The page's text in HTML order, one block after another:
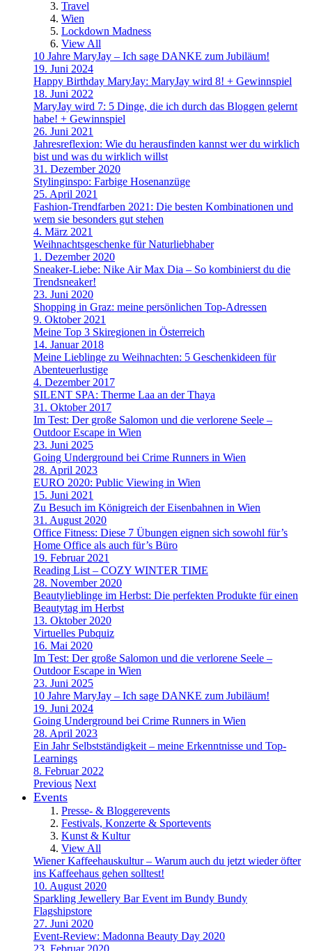
Travel
Wien
Lockdown Madness
View All
10 Jahre MaryJay – Ich sage DANKE zum Jubiläum!
19. Juni 2024
Happy Birthday MaryJay: MaryJay wird 8! + Gewinnspiel
18. Juni 2022
MaryJay wird 7: 5 Dinge, die ich durch das Bloggen gelernt
habe! + Gewinnspiel
26. Juni 2021
Jahresreflexion: Wie du herausfinden kannst wer du wirklich
bist und was du wirklich willst
31. Dezember 2020
Stylinginspo: Farbige Hosenanzüge
25. April 2021
Fashion-Trendfarben 2021: Die besten Kombinationen und
wem sie besonders gut stehen
4. März 2021
Weihnachtsgeschenke für Naturliebhaber
1. Dezember 2020
Sneaker-Liebe: Nike Air Max Dia – So kombinierst du die
Trendsneaker!
23. Juni 2020
Shopping in Graz: meine persönlichen Top-Adressen
9. Oktober 2021
Meine Top 3 Skiregionen in Österreich
14. Januar 2018
Meine Lieblinge zu Weihnachten: 5 Geschenkideen für
Abenteuerlustige
4. Dezember 2017
SILENT SPA: Therme Laa an der Thaya
31. Oktober 2017
Im Test: Der große Salomon und die verlorene Seele –
Outdoor Escape in Wien
23. Juni 2025
Going Underground bei Crime Runners in Wien
28. April 2023
EURO 2020: Public Viewing in Wien
15. Juni 2021
Zu Besuch im Königreich der Eisenbahnen in Wien
31. August 2020
Office Fitness: Diese 7 Übungen eignen sich sowohl für’s
Home Office als auch für’s Büro
19. Februar 2021
Reading List – COZY WINTER TIME
28. November 2020
Beautylieblinge im Herbst: Die perfekten Produkte für einen
Beautytag im Herbst
13. Oktober 2020
Virtuelles Pubquiz
16. Mai 2020
Im Test: Der große Salomon und die verlorene Seele –
Outdoor Escape in Wien
23. Juni 2025
10 Jahre MaryJay – Ich sage DANKE zum Jubiläum!
19. Juni 2024
Going Underground bei Crime Runners in Wien
28. April 2023
Ein Jahr Selbstständigkeit – meine Erkenntnisse und Top-
Learnings
8. Februar 2022
Previous Next
Events
Presse- & Bloggerevents
Festivals, Konzerte & Sportevents
Kunst & Kultur
View All
Wiener Kaffeehauskultur – Warum auch du jetzt wieder öfter
ins Kaffeehaus gehen solltest!
10. August 2020
Sparkling Jewellery Bar Event im Bundy Bundy
Flagshipstore
27. Juni 2020
Event-Review: Madonna Beauty Day 2020
23. Februar 2020